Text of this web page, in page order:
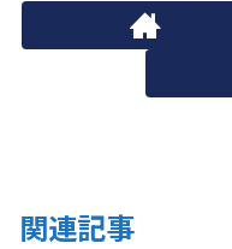
関連記事